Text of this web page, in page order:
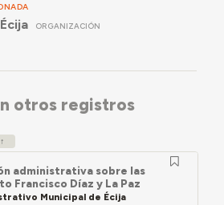
ORGANIZACIÓN
otros registros
administrativa sobre las
Francisco Díaz y La Paz
Municipal de Écija